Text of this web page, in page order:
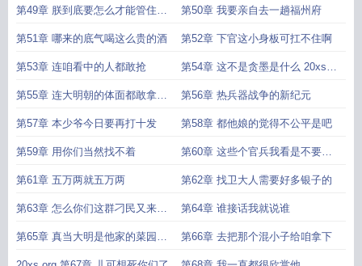
第49章 朕到底要怎么才能管住他
啊
第50章 我要亲自去一趟福州府
第51章 哪来的底气喝这么贵的酒 第52章 下官这小身板可扛不住啊
第53章 连咱看中的人都敢抢 第54章 这不是贪墨是什么 20xs
org
第55章 连大明朝的体面都敢拿去
卖
第56章 热兵器战争的新纪元
第57章 本少爷今日要再打十发 第58章 都他娘的觉得不公平是吧
第59章 用你们当然找不着 第60章 这些个官兵我看是不要命
了
第61章 五万两就五万两 第62章 找卫大人需要好多银子的
第63章 怎么你们这群刁民又来闹
事了
第64章 谁接话我就说谁
第65章 真当大明是他家的菜园子
了
第66章 去把那个混小子给咱拿下